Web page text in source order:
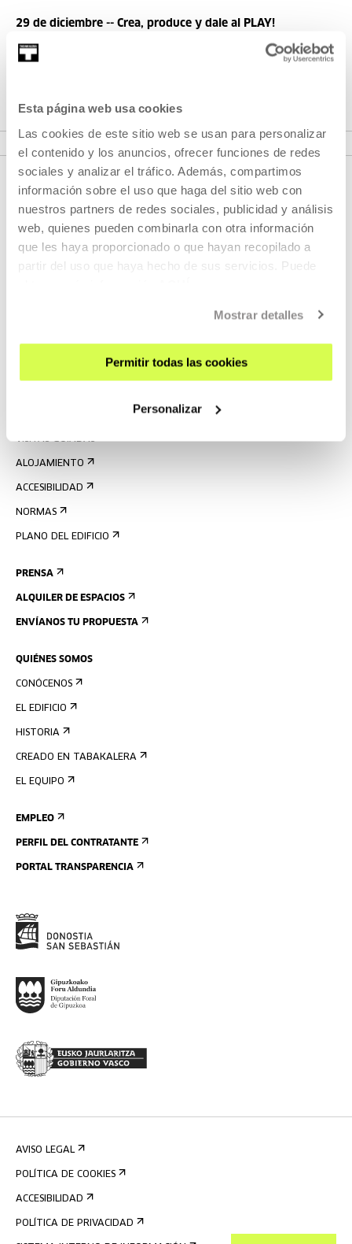
Esta página web usa cookies
Las cookies de este sitio web se usan para personalizar
el contenido y los anuncios, ofrecer funciones de redes
sociales y analizar el tráfico. Además, compartimos
información sobre el uso que haga del sitio web con
nuestros partners de redes sociales, publicidad y análisis
web, quienes pueden combinarla con otra información
que les haya proporcionado o que hayan recopilado a
partir del uso que haya hecho de sus servicios. Puede
Mostrar detalles
Permitir todas las cookies
Personalizar
29 de diciembre -- Crea, produce y dale al PLAY!
Crea tu propia canción y descubre el mundo de la música. A
unos auriculares.
VISITAS GUIADAS
ALOJAMIENTO
ACCESIBILIDAD
NORMAS
PLANO DEL EDIFICIO
PRENSA
ALQUILER DE ESPACIOS
ENVÍANOS TU PROPUESTA
QUIÉNES SOMOS
CONÓCENOS
EL EDIFICIO
HISTORIA
CREADO EN TABAKALERA
EL EQUIPO
EMPLEO
PERFIL DEL CONTRATANTE
PORTAL TRANSPARENCIA
AVISO LEGAL
POLÍTICA DE COOKIES
ACCESIBILIDAD
POLÍTICA DE PRIVACIDAD